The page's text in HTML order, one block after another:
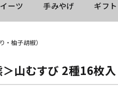
ーツ 手みやげ ギフト
柚子胡椒）
山むすび 2種16枚入